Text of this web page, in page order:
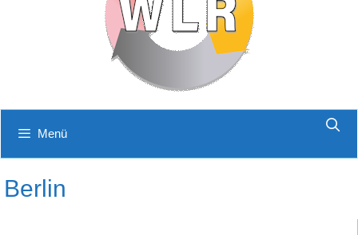
Menü
Berlin